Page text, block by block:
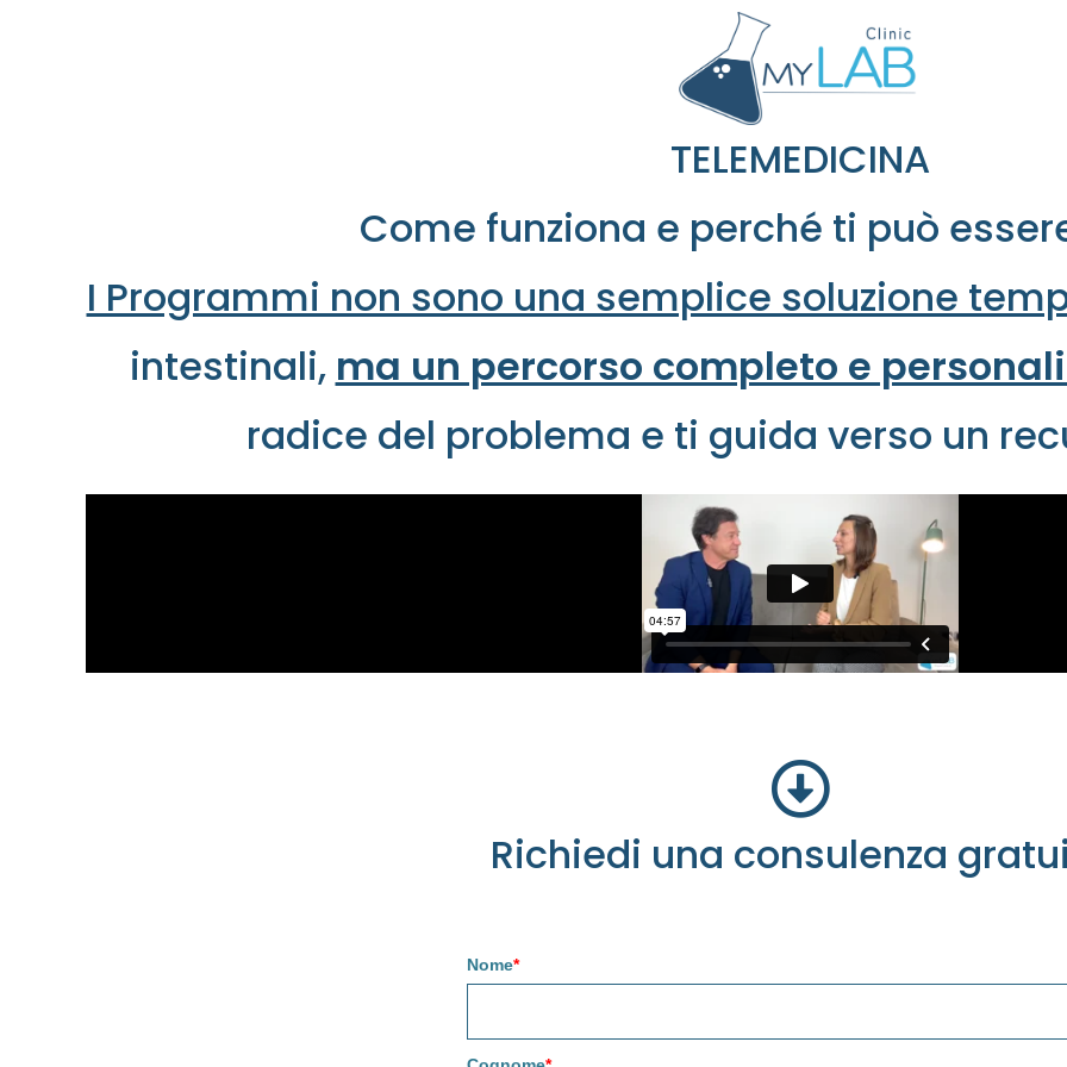
TELEMEDICINA
Come funziona e perché ti può
I Programmi non sono una semplice soluzione
intestinali, ma un percorso completo e
radice del problema e ti guida verso un
Richiedi una consulenza
Nome*